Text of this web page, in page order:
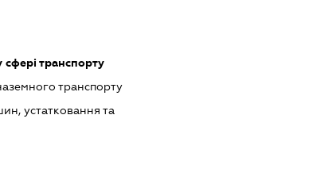
транспорту
транспорту
устатковання та